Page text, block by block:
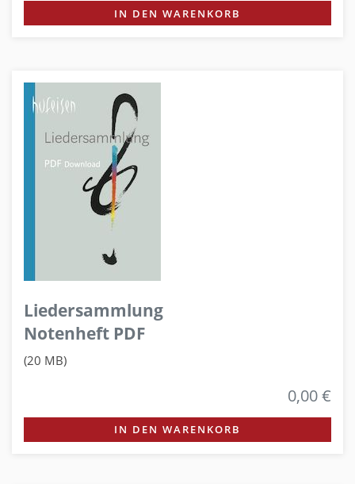
IN DEN WARENKORB
Liedersammlung
Notenheft PDF
(20 MB)
0,00 €
IN DEN WARENKORB